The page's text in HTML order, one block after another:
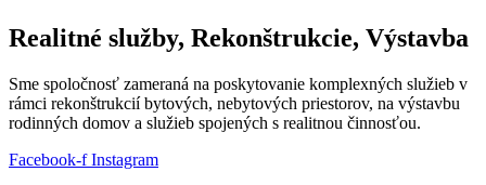
Realitné služby, Rekonštrukcie, Výstavba
Sme spoločnosť zameraná na poskytovanie komplexných služieb v
rámci rekonštrukcií bytových, nebytových priestorov, na výstavbu
rodinných domov a služieb spojených s realitnou činnosťou.
Facebook-f Instagram